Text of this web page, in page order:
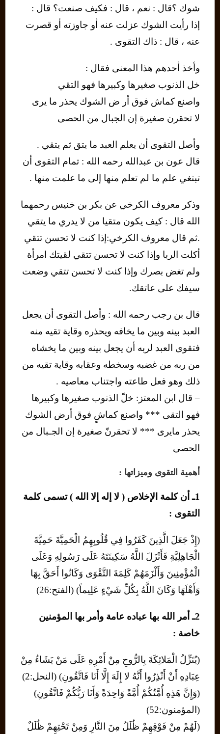
شوك ؟قال : نعم ، قال : فكيف صنعت؟ قال :
إذا رأيت الشوك عزلت عنه أو جاوزته أو قصرت
عنه ، قال : ذاك التقوى .
وأخذ أحدهم هذا المعنى فقال :
خل الذنوب صغيرها وكبيرها فهو التقي
واصنع كماش فوق أر ض الشوك يحذر ما يرى
لا تحقرن صغيرة إن الجبال من الحصى
وأصل التقوى أن يعلم العبد ما يتق ثم يتقي .
قال عون بن عبدالله رحمه الله : تمام التقوى أن
تبتغي علم ما لم تعلم منها إلى ما علمت منها .
وذكر معروف الكرخي عن بكر بن خنيس رحمهما
الله قال : كيف يكون متقيا من لا يدري ما يتقي
.ثم قال معروف الكرخي:إذا كنت لا تحسن تتقي
أكلت الربا وإذا كنت لا تحسن تتقي لقيتك امرأة
ولم تغض بصرك وإذا كنت لا تحسن تتقي وضعت
سيفك على عاتقك.
قال بن رجب رحمه الله : وأصل التقوى أن يجعل
العبد بينه وبين ما يخافه ويحذره وقاية تقيه منه
فتقوى العبد لربه أن يجعل بينه وبين ما يخشاه
من ربه من غضبه وسخطه وعقابه وقاية تقيه من
ذلك وهو فعل طاعته واجتناب معاصيه .
– قال ابن المعتز: خلّ الذنوب صغيرها وكبيرها
فهو التقى *** واصنع كماشٍ فوق أرض الشوك
يحذر مايرى *** لا تحقرنّ صغيرة إن الجـبال من
الحصى
أهمية التقوى وميزاتها :
1ـ أن كلمة الإخلاص ( لا إله إلا الله ) تسمى كلمة
التقوى :
(إِذْ جَعَلَ الَّذِينَ كَفَرُوا فِي قُلُوبِهِمُ الْحَمِيَّةَ حَمِيَّةَ
الْجَاهِلِيَّةِ فَأَنْزَلَ اللَّهُ سَكِينَتَهُ عَلَى رَسُولِهِ وَعَلَى
الْمُؤْمِنِينَ وَأَلْزَمَهُمْ كَلِمَةَ التَّقْوَى وَكَانُوا أَحَقَّ بِهَا
وَأَهْلَهَا وَكَانَ اللَّهُ بِكُلِّ شَيْءٍ عَلِيماً) (الفتح:26)
2ـ أمر الله بها عباده عامة وأمر بها المؤمنين
خاصة :
(يُنَزِّلُ الْمَلائِكَةَ بِالرُّوحِ مِنْ أَمْرِهِ عَلَى مَنْ يَشَاءُ مِنْ
عِبَادِهِ أَنْ أَنْذِرُوا أَنَّهُ لا إِلَهَ إِلَّا أَنَا فَاتَّقُونِ) (النحل:2)
(وَإِنَّ هَذِهِ أُمَّتُكُمْ أُمَّةً وَاحِدَةً وَأَنَا رَبُّكُمْ فَاتَّقُونِ)
(المؤمنون:52)
(لَهُمْ مِنْ فَوْقِهِمْ ظُلَلٌ مِنَ النَّارِ وَمِنْ تَحْتِهِمْ ظُلَلٌ